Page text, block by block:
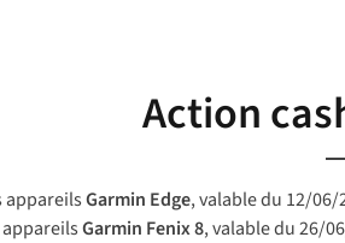
Action
Garmin Edge, valable du 12/06/
Garmin Fenix 8, valable du 26/